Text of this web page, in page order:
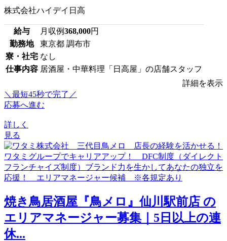
株式会社ハイデイ日高
給与 月収例368,000円
勤務地
東京都 調布市
寮・社宅 なし
仕事内容 居酒屋・中華料理「日高屋」の店舗スタッフ
詳細を表示
＼最短45秒で完了／
応募へ進む
詳しく
見る
焼き鳥居酒屋『鳥メロ』仙川駅前店 の
エリアマネージャー募集｜5日以上の連
休...